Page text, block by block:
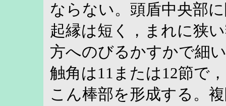
ならない。頭盾中央部
起縁は短く，まれに狭
方へのびるかすかで細
触角は11または12節で
こん棒部を形成する。